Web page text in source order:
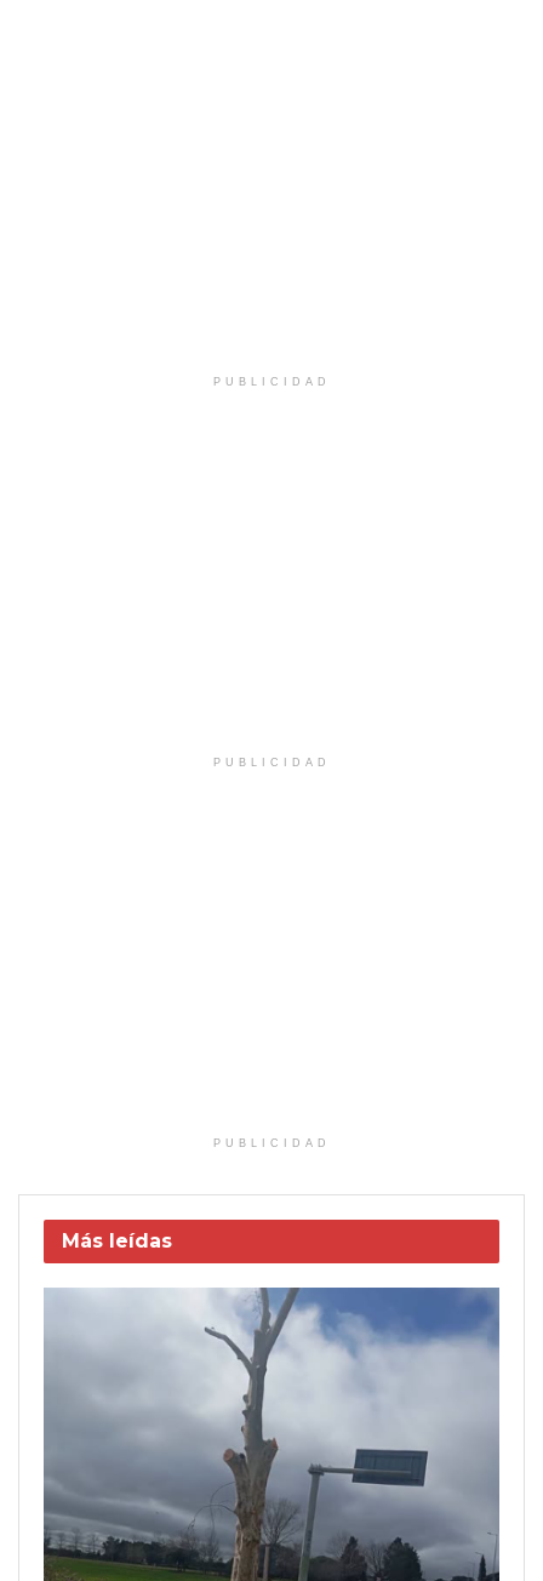
PUBLICIDAD
PUBLICIDAD
PUBLICIDAD
Más leídas